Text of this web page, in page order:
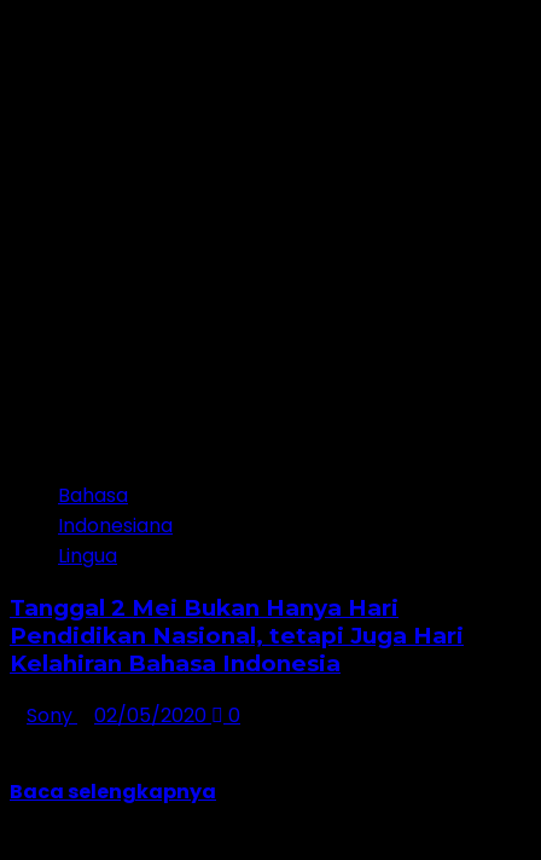
Bahasa
Indonesiana
Lingua
Tanggal 2 Mei Bukan Hanya Hari
Pendidikan Nasional, tetapi Juga Hari
Kelahiran Bahasa Indonesia
Sony
02/05/2020 0
Baca selengkapnya